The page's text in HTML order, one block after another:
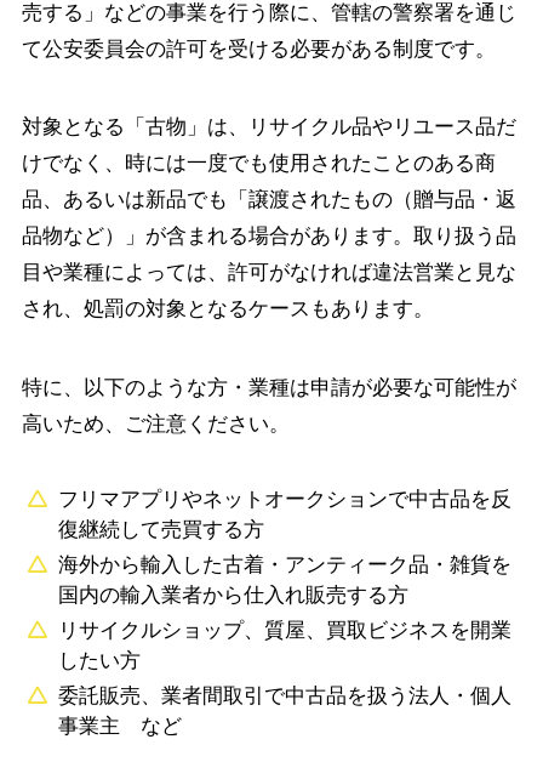
売する」などの事業を行う際に、管轄の警察署を通じ
て公安委員会の許可を受ける必要がある制度です。
対象となる「古物」は、リサイクル品やリユース品だ
けでなく、時には一度でも使用されたことのある商
品、あるいは新品でも「譲渡されたもの（贈与品・返
品物など）」が含まれる場合があります。取り扱う品
目や業種によっては、許可がなければ違法営業と見な
され、処罰の対象となるケースもあります。
特に、以下のような方・業種は申請が必要な可能性が
高いため、ご注意ください。
フリマアプリやネットオークションで中古品を反
復継続して売買する方
海外から輸入した古着・アンティーク品・雑貨を
国内の輸入業者から仕入れ販売する方
リサイクルショップ、質屋、買取ビジネスを開業
したい方
委託販売、業者間取引で中古品を扱う法人・個人
事業主 など